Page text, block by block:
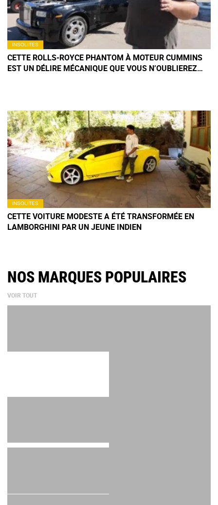
INSOLITES
CETTE ROLLS-ROYCE PHANTOM À MOTEUR CUMMINS
EST UN DÉLIRE MÉCANIQUE QUE VOUS N’OUBLIEREZ
INSOLITES
CETTE VOITURE MODESTE A ÉTÉ TRANSFORMÉE EN
LAMBORGHINI PAR UN JEUNE INDIEN
NOS MARQUES POPULAIRES
VOIR TOUT